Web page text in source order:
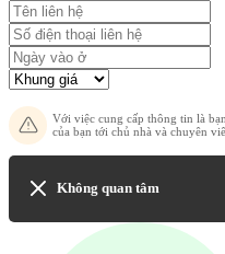
Với việc cung cấp thông tin là
của bạn tới chủ nhà và chuyên
Không quan tâm